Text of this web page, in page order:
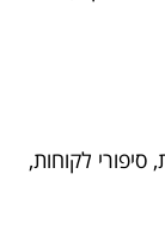
לקוחות,